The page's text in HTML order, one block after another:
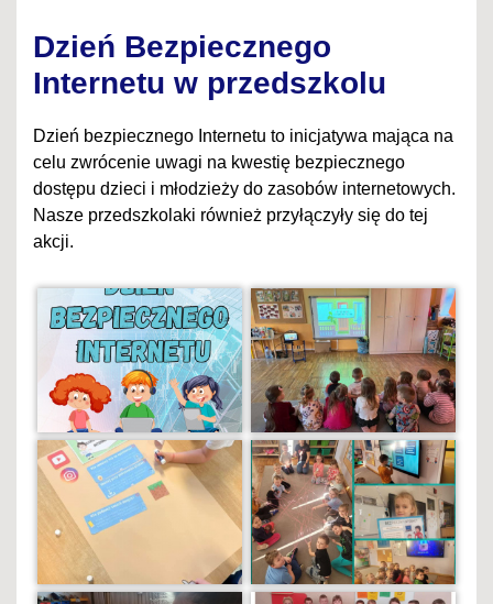
Dzień Bezpiecznego
Internetu w przedszkolu
Dzień bezpiecznego Internetu to inicjatywa mająca na
celu zwrócenie uwagi na kwestię bezpiecznego
dostępu dzieci i młodzieży do zasobów internetowych.
Nasze przedszkolaki również przyłączyły się do tej
akcji.